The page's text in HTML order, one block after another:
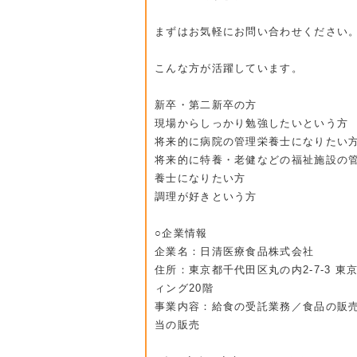
まずはお気軽にお問い合わせください。
こんな方が活躍しています。
新卒・第二新卒の方
現場からしっかり勉強したいという方
将来的に病院の管理栄養士になりたい
将来的に特養・老健などの福祉施設の
養士になりたい方
調理が好きという方
○企業情報
企業名：日清医療食品株式会社
住所：東京都千代田区丸の内2-7-3 東
ィング20階
事業内容：給食の受託業務／食品の販
当の販売